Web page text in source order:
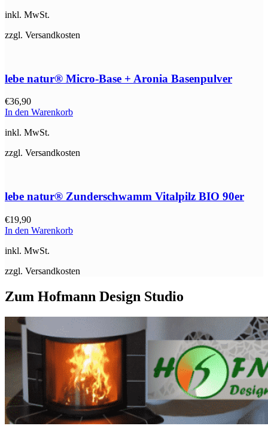
inkl. MwSt.
zzgl. Versandkosten
lebe natur® Micro-Base + Aronia Basenpulver
€36,90
In den Warenkorb
inkl. MwSt.
zzgl. Versandkosten
lebe natur® Zunderschwamm Vitalpilz BIO 90er
€19,90
In den Warenkorb
inkl. MwSt.
zzgl. Versandkosten
Zum Hofmann Design Studio